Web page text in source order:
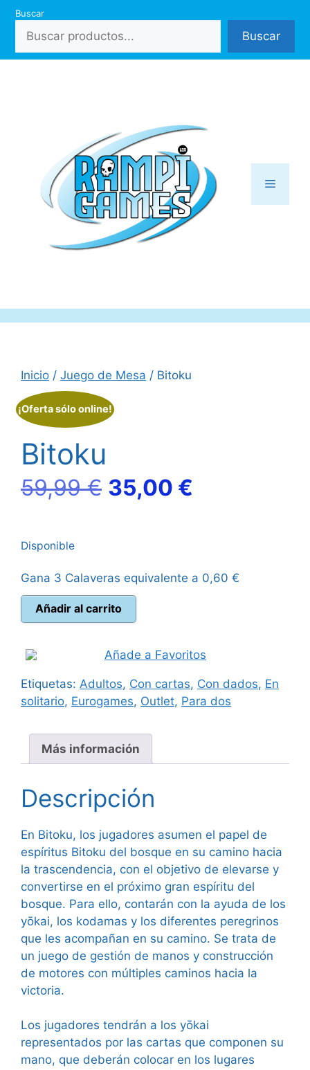
Saltar
contenido
Buscar
Buscar
Menú
Inicio / Juego de Mesa / Bitoku
¡Oferta sólo online!
Bitoku
59,99€ El
era:
59,99 €.
35,00 €
es:
Disponible
Gana 3 Calaveras equivalente a 0,60 €
Bitoku
cantidad
Añadir al carrito
Añade a Favoritos
Etiquetas: Adultos, Con cartas, Con dados, En
solitario, Eurogames, Outlet, Para dos
Más información
Descripción
En Bitoku, los jugadores asumen el papel de
espíritus Bitoku del bosque en su camino hacia
la trascendencia, con el objetivo de elevarse y
convertirse en el próximo gran espíritu del
bosque. Para ello, contarán con la ayuda de los
yōkai, los kodamas y los diferentes peregrinos
que les acompañan en su camino. Se trata de
un juego de gestión de manos y construcción
de motores con múltiples caminos hacia la
victoria.
Los jugadores tendrán a los yōkai
representados por las cartas que componen su
mano, que deberán colocar en los lugares